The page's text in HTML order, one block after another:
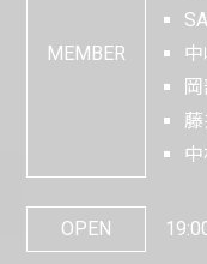
MEMBER
中
中
OPEN